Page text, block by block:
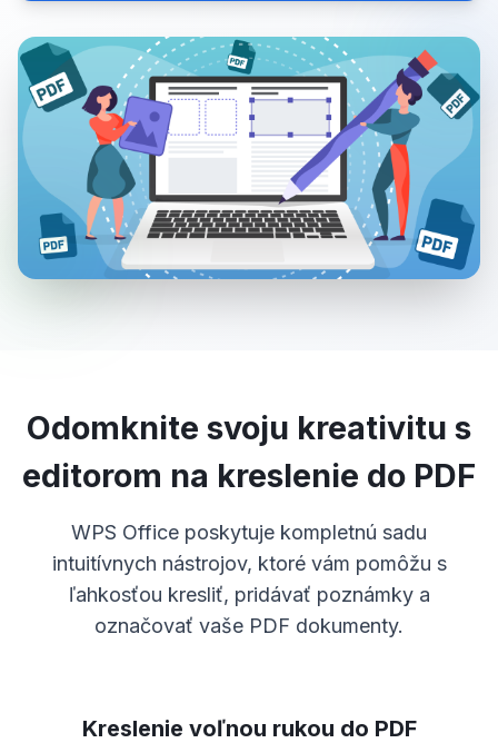
Odomknite svoju kreativitu s
editorom na kreslenie do PDF
WPS Office poskytuje kompletnú sadu
intuitívnych nástrojov, ktoré vám pomôžu s
ľahkosťou kresliť, pridávať poznámky a
označovať vaše PDF dokumenty.
Kreslenie voľnou rukou do PDF